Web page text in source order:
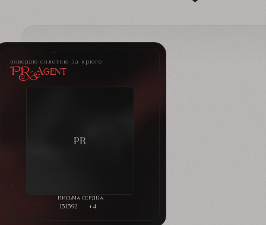
поведаю сплетню за крюге
PR-Agent
151592 +4